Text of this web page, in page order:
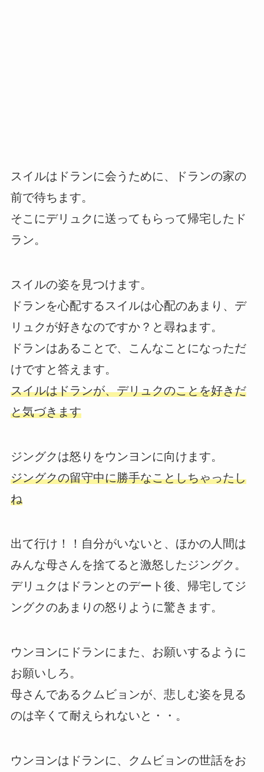
スイルはドランに会うために、ドランの家の
前で待ちます。
そこにデリュクに送ってもらって帰宅したド
ラン。
スイルの姿を見つけます。
ドランを心配するスイルは心配のあまり、デ
リュクが好きなのですか？と尋ねます。
ドランはあることで、こんなことになっただ
けですと答えます。
スイルはドランが、デリュクのことを好きだ
と気づきます
ジングクは怒りをウンヨンに向けます。
ジングクの留守中に勝手なことしちゃったし
ね
出て行け！！自分がいないと、ほかの人間は
みんな母さんを捨てると激怒したジングク。
デリュクはドランとのデート後、帰宅してジ
ングクのあまりの怒りように驚きます。
ウンヨンにドランにまた、お願いするように
お願いしろ。
母さんであるクムビョンが、悲しむ姿を見る
のは辛くて耐えられないと・・。
ウンヨンはドランに、クムビョンの世話をお